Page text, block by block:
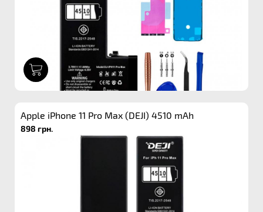
Apple iPhone 11 Pro Max (DEJI) 4510 mAh
898 грн.